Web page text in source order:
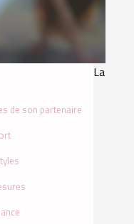
de son partenaire
La